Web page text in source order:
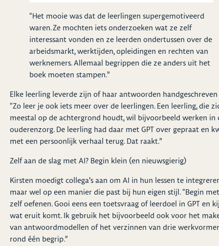
“Het mooie was dat de leerlingen supergemotiveerd
waren. Ze mochten iets onderzoeken wat ze zelf
interessant vonden en ze leerden ondertussen over de
arbeidsmarkt, werktijden, opleidingen en rechten van
werknemers. Allemaal begrippen die ze anders uit het
boek moeten stampen.”
Elke leerling leverde zijn of haar antwoorden handgeschreven
“Zo leer je ook iets meer over de leerlingen. Een leerling, die
meestal op de achtergrond houdt, wil bijvoorbeeld werken in
ouderenzorg. De leerling had daar met GPT over gepraat en
met een persoonlijk verhaal terug. Dat raakt.”
Zelf aan de slag met AI? Begin klein (en nieuwsgierig)
Kirsten moedigt collega’s aan om AI in hun lessen te
maar wel op een manier die past bij hun eigen stijl. “Begin met
zelf oefenen. Gooi eens een toetsvraag of leerdoel in GPT en
wat eruit komt. Ik gebruik het bijvoorbeeld ook voor het
van antwoordmodellen of het verzinnen van drie
rond één begrip.”